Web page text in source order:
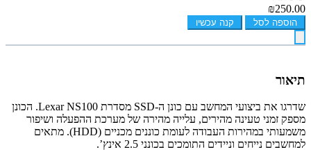
₪250.00
הוספה לסל קנה עכשיו
תיאור
שדרגו את ביצועי המחשב עם כונן ה-SSD מסדרת Lexar NS100. הכונן
מספק זמני טעינה מהירים, עלייה מהירה של מערכת ההפעלה ושיפור
משמעותי במהירות העבודה לעומת כוננים מכניים (HDD). מתאים
למחשבים נייחים וניידים התומכים בכונני 2.5 אינץ’.